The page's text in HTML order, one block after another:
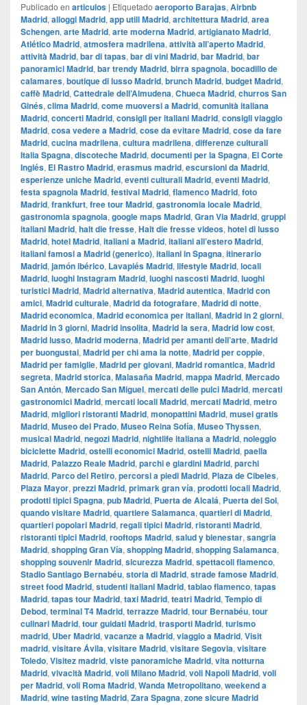
Publicado en articulos | Etiquetado aeroporto Barajas, Airbnb
Madrid, alloggi Madrid, app utili Madrid, architettura Madrid, area
Schengen, arte Madrid, arte moderna Madrid, artigianato Madrid,
Atlético Madrid, atmosfera madrilena, attività all’aperto Madrid,
attività Madrid, bar di tapas, bar di vini Madrid, bar Madrid, bar
panoramici Madrid, bar trendy Madrid, birra spagnola, bocadillo de
calamares, boutique di lusso Madrid, brunch Madrid, budget Madrid,
caffè Madrid, Cattedrale dell’Almudena, Chueca Madrid, churros San
Ginés, clima Madrid, come muoversi a Madrid, comunità italiana
Madrid, concerti Madrid, consigli per italiani Madrid, consigli viaggio
Madrid, cosa vedere a Madrid, cose da evitare Madrid, cose da fare
Madrid, cucina madrilena, cultura madrilena, differenze culturali
Italia Spagna, discoteche Madrid, documenti per la Spagna, El Corte
Inglés, El Rastro Madrid, erasmus madrid, escursioni da Madrid,
esperienze uniche Madrid, eventi culturali Madrid, eventi Madrid,
festa spagnola Madrid, festival Madrid, flamenco Madrid, foto
Madrid, frankfurt, free tour Madrid, gastronomia locale Madrid,
gastronomia spagnola, google maps Madrid, ​​Gran Via Madrid, gruppi
italiani Madrid, halt die fresse, Halt die fresse videos, hotel di lusso
Madrid, hotel Madrid, italiani a Madrid, italiani all’estero Madrid,
italiani famosi a Madrid (generico), italiani in Spagna, itinerario
Madrid, jamón ibérico, Lavapiés Madrid, lifestyle Madrid, locali
Madrid, luoghi Instagram Madrid, luoghi nascosti Madrid, luoghi
turistici Madrid, Madrid alternativa, Madrid autentica, Madrid con
amici, Madrid culturale, Madrid da fotografare, Madrid di notte,
Madrid economica, Madrid economica per italiani, Madrid in 2 giorni,
Madrid in 3 giorni, Madrid insolita, Madrid la sera, Madrid low cost,
Madrid lusso, Madrid moderna, Madrid per amanti dell’arte, Madrid
per buongustai, Madrid per chi ama la notte, Madrid per coppie,
Madrid per famiglie, Madrid per giovani, Madrid romantica, Madrid
segreta, Madrid storica, Malasaña Madrid, mappa Madrid, Mercado
San Antón, Mercado San Miguel, mercati delle pulci Madrid, mercati
gastronomici Madrid, mercati locali Madrid, mercati Madrid, metro
Madrid, migliori ristoranti Madrid, monopattini Madrid, musei gratis
Madrid, Museo del Prado, Museo Reina Sofía, Museo Thyssen,
musical Madrid, negozi Madrid, nightlife italiana a Madrid, noleggio
biciclette Madrid, ostelli economici Madrid, ostelli Madrid, paella
Madrid, Palazzo Reale Madrid, parchi e giardini Madrid, parchi
Madrid, Parco del Retiro, percorsi a piedi Madrid, Plaza de Cibeles,
Plaza Mayor, prezzi Madrid, primark gran vía, prodotti locali Madrid,
prodotti tipici Spagna, pub Madrid, Puerta de Alcalá, Puerta del Sol,
quando visitare Madrid, quartiere Salamanca, quartieri di Madrid,
quartieri popolari Madrid, regali tipici Madrid, ristoranti Madrid,
ristoranti tipici Madrid, rooftops Madrid, salud y bienestar, sangria
Madrid, shopping Gran Vía, shopping Madrid, shopping Salamanca,
shopping souvenir Madrid, sicurezza Madrid, spettacoli flamenco,
Stadio Santiago Bernabéu, storia di Madrid, strade famose Madrid,
street food Madrid, studenti italiani Madrid, tablao flamenco, tapas
Madrid, tapas tour Madrid, taxi Madrid, teatri Madrid, Tempio di
Debod, terminal T4 Madrid, terrazze Madrid, tour Bernabéu, tour
culinari Madrid, tour guidati Madrid, trasporti Madrid, turismo
madrid, Uber Madrid, vacanze a Madrid, viaggio a Madrid, Visit
madrid, visitare Ávila, visitare Madrid, visitare Segovia, visitare
Toledo, Visitez madrid, viste panoramiche Madrid, vita notturna
Madrid, vivacità Madrid, voli Milano Madrid, voli Napoli Madrid, voli
per Madrid, voli Roma Madrid, Wanda Metropolitano, weekend a
Madrid, wine tasting Madrid, Zara Spagna, zone sicure Madrid